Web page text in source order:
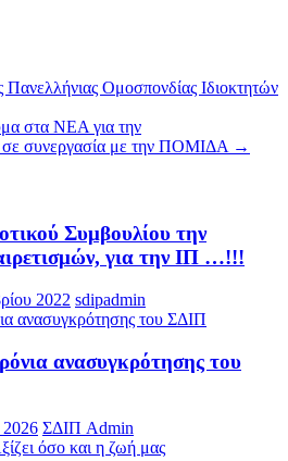
Ομοσπονδίας Ιδιοκτητών
στα ΝΕΑ για την
συνεργασία με την ΠΟΜΙΔΑ →
Συμβουλίου την
για την ΙΠ …!!!
2022 sdipadmin
ανασυγκρότησης του
2026 ΣΔΙΠ Admin